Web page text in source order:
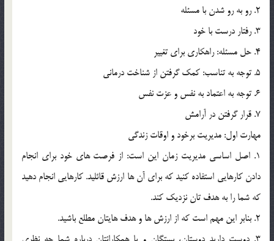
2. رو به رو شدن با مسئله
3. رفتار درست با خود
4. حل مسئله: راهکاري براي تغيير
5. توجه به تناسب: کمک گرفتن از شناخت درماني
6. توجه به اعتماد به نفس و عزت نفس
7. قرار گرفتن در آرامش
مهارت اول: مديريت برخود و اوقات زندگي
1. اصل اساسي مديريت زمان اين است: از فرصت هاي خود براي انجام
دادن کارهايي استفاده کنيد که براي آن ها ارزش قائليد. کارهايي انجام دهيد
که شما را به هدف تان نزديک کند.
2. بنابر اين مهم است که از ارزش ها و هدف هايتان مطلع باشيد.